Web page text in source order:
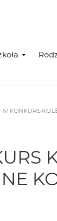
IV KONKURS